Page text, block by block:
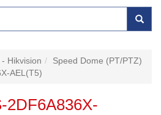
Hikvision
Speed Dome (PT/PTZ)
AEL(T5)
2DF6A836X-